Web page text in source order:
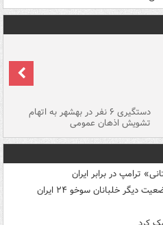
دستگیری ۶ نفر در بهشهر به اتهام
تشویش اذهان عمومی
ترامپ در برابر ایران
خلبانان سوخو ۲۴ ایران